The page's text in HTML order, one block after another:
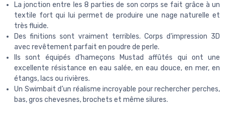
La jonction entre les 8 parties de son corps se fait grâce à un
textile fort qui lui permet de produire une nage naturelle et
très fluide.
Des finitions sont vraiment terribles. Corps d'impression 3D
avec revêtement parfait en poudre de perle.
Ils sont équipés d’hameçons Mustad affûtés qui ont une
excellente résistance en eau salée, en eau douce, en mer, en
étangs, lacs ou rivières.
Un Swimbait d’un réalisme incroyable pour rechercher perches,
bas, gros chevesnes, brochets et même silures.